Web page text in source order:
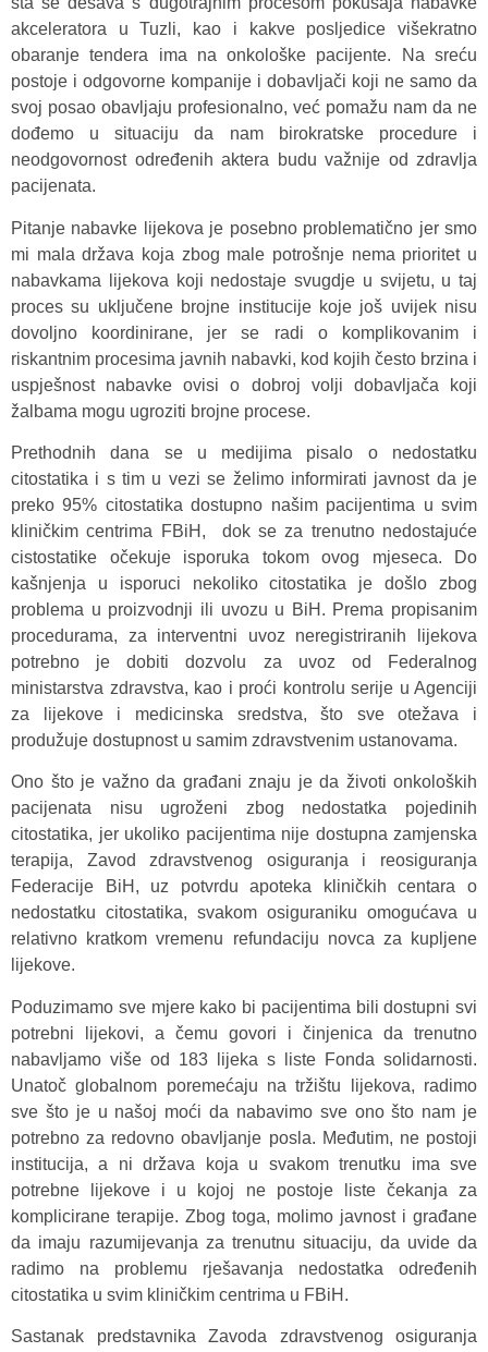
akceleratora u Tuzli, kao i kakve posljedice višekratno
obaranje tendera ima na onkološke pacijente. Na sreću
postoje i odgovorne kompanije i dobavljači koji ne samo da
svoj posao obavljaju profesionalno, već pomažu nam da ne
dođemo u situaciju da nam birokratske procedure i
neodgovornost određenih aktera budu važnije od zdravlja
pacijenata.
Pitanje nabavke lijekova je posebno problematično jer smo
mi mala država koja zbog male potrošnje nema prioritet u
nabavkama lijekova koji nedostaje svugdje u svijetu, u taj
proces su uključene brojne institucije koje još uvijek nisu
dovoljno koordinirane, jer se radi o komplikovanim i
riskantnim procesima javnih nabavki, kod kojih često brzina i
uspješnost nabavke ovisi o dobroj volji dobavljača koji
žalbama mogu ugroziti brojne procese.
Prethodnih dana se u medijima pisalo o nedostatku
citostatika i s tim u vezi se želimo informirati javnost da je
preko 95% citostatika dostupno našim pacijentima u svim
kliničkim centrima FBiH, dok se za trenutno nedostajuće
cistostatike očekuje isporuka tokom ovog mjeseca. Do
kašnjenja u isporuci nekoliko citostatika je došlo zbog
problema u proizvodnji ili uvozu u BiH. Prema propisanim
procedurama, za interventni uvoz neregistriranih lijekova
potrebno je dobiti dozvolu za uvoz od Federalnog
ministarstva zdravstva, kao i proći kontrolu serije u Agenciji
za lijekove i medicinska sredstva, što sve otežava i
produžuje dostupnost u samim zdravstvenim ustanovama.
Ono što je važno da građani znaju je da životi onkoloških
pacijenata nisu ugroženi zbog nedostatka pojedinih
citostatika, jer ukoliko pacijentima nije dostupna zamjenska
terapija, Zavod zdravstvenog osiguranja i reosiguranja
Federacije BiH, uz potvrdu apoteka kliničkih centara o
nedostatku citostatika, svakom osiguraniku omogućava u
relativno kratkom vremenu refundaciju novca za kupljene
lijekove.
Poduzimamo sve mjere kako bi pacijentima bili dostupni svi
potrebni lijekovi, a čemu govori i činjenica da trenutno
nabavljamo više od 183 lijeka s liste Fonda solidarnosti.
Unatoč globalnom poremećaju na tržištu lijekova, radimo
sve što je u našoj moći da nabavimo sve ono što nam je
potrebno za redovno obavljanje posla. Međutim, ne postoji
institucija, a ni država koja u svakom trenutku ima sve
potrebne lijekove i u kojoj ne postoje liste čekanja za
komplicirane terapije. Zbog toga, molimo javnost i građane
da imaju razumijevanja za trenutnu situaciju, da uvide da
radimo na problemu rješavanja nedostatka određenih
citostatika u svim kliničkim centrima u FBiH.
Sastanak predstavnika Zavoda zdravstvenog osiguranja